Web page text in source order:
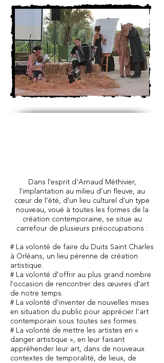
Dans l'esprit d’Arnaud Méthivier,
l'implantation au milieu d’un fleuve, au
cœur de l’été, d'un lieu culturel d'un type
nouveau, voué à toutes les formes de la
création contemporaine, se situe au
carrefour de plusieurs préoccupations :
# La volonté de faire du Duits Saint Charles
à Orléans, un lieu pérenne de création
artistique.
# La volonté d’offrir au plus grand nombre
l'occasion de rencontrer des œuvres d'art
de notre temps.
# La volonté d’inventer de nouvelles mises
en situation du public pour apprécier l’art
contemporain sous toutes ses formes.
# La volonté de mettre les artistes en «
danger artistique », en leur faisant
appréhender leur art, dans de nouveaux
contextes de temporalité, de lieux, de